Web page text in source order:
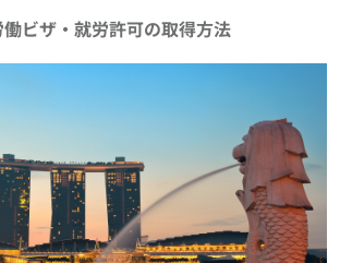
ビザ・就労許可の取得方法